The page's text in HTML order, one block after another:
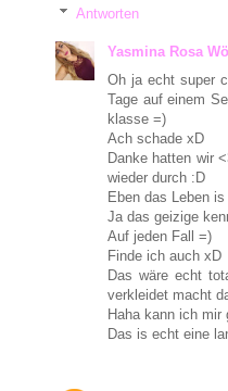
Antworten
Yasmina Rosa
Oh ja echt super
Tage auf einem
klasse =)
Ach schade xD
Danke hatten wir
wieder durch :D
Eben das Leben
Ja das geizige
Auf jeden Fall =)
Finde ich auch xD
Das wäre echt
verkleidet macht
Haha kann ich
Das is echt eine